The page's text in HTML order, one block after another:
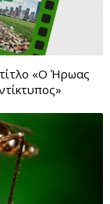
τίτλο «Ο Ήρωας